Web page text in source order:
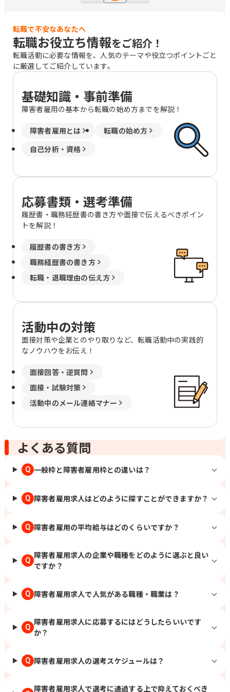
転職で不安なあなたへ
転職お役立ち情報をご紹介！
転職活動に必要な情報を、人気のテーマや役立つポイントごと
に厳選してご紹介しています。
基礎知識・事前準備
障害者雇用の基本から転職の始め方までを解説！
障害者雇用とは
転職の始め方
自己分析・資格
応募書類・選考準備
履歴書・職務経歴書の書き方や面接で伝えるべきポイン
トを解説！
履歴書の書き方
職務経歴書の書き方
転職・退職理由の伝え方
活動中の対策
面接対策や企業とのやり取りなど、転職活動中の実践的
なノウハウをお伝え！
面接回答・逆質問
面接・試験対策
活動中のメール連絡マナー
よくある質問
Q 一般枠と障害者雇用枠との違いは？
Q 障害者雇用求人はどのように探すことができますか？
Q 障害者雇用の平均給与はどのくらいですか？
Q
障害者雇用求人の企業や職種をどのように選ぶと良い
ですか？
Q 障害者雇用求人で人気がある職種・職業は？
Q
障害者雇用求人に応募するにはどうしたらいいです
か？
Q 障害者雇用求人の選考スケジュールは？
障害者雇用求人で選考に通過する上で抑えておくべき